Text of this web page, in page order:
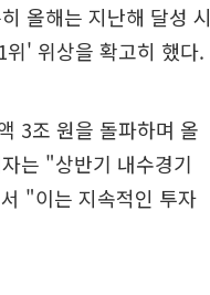
올해는 지난해 달성 시
' 위상을 확고히 했다.
3조 원을 돌파하며 올
는 "상반기 내수경기
"이는 지속적인 투자